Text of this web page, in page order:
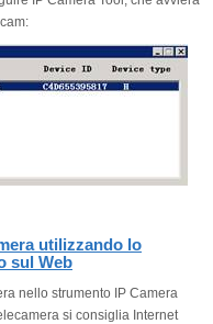
utilizzando lo
sul Web
nello strumento IP Camera
si consiglia Internet